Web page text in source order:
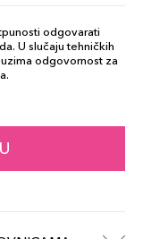
125,00 KM
odgovarati
U slučaju tehničkih
odgovornost za